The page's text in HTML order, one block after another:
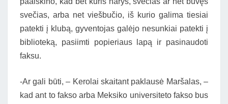
svečias, arba net viešbučio, iš kurio galima tiesiai
patekti į klubą, gyventojas galėjo nesunkiai patekti į
biblioteką, pasiimti popieriaus lapą ir pasinaudoti
faksu.
-Ar gali būti, – Kerolai skaitant paklausė Maršalas, –
kad ant to fakso arba Meksiko universiteto fakso bus